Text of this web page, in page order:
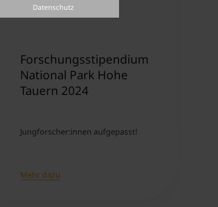
Forschungsstipendium
National Park Hohe
Tauern 2024
Jungforscher:innen aufgepasst!
Mehr dazu
Datenschutz